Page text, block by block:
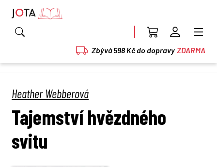
Zbývá 598 Kč do dopravy ZDARMA
Heather Webberová
Tajemství hvězdného
svitu